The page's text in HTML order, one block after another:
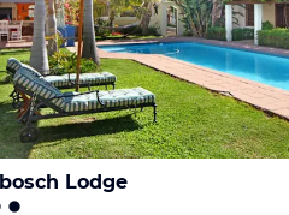
Lodge